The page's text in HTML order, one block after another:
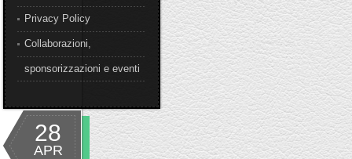
Privacy Policy
Collaborazioni,
sponsorizzazioni e eventi
28
APR